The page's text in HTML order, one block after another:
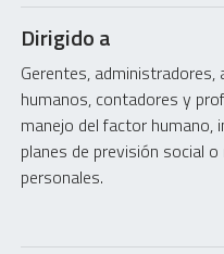
Dirigido a
Gerentes,
humanos, contadores y
manejo del factor humano,
planes de previsión social
personales.